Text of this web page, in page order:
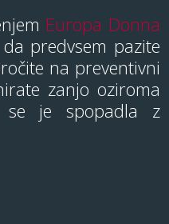
Europa Donna
predvsem pazite
na preventivni
zanjo oziroma
se je spopadla z